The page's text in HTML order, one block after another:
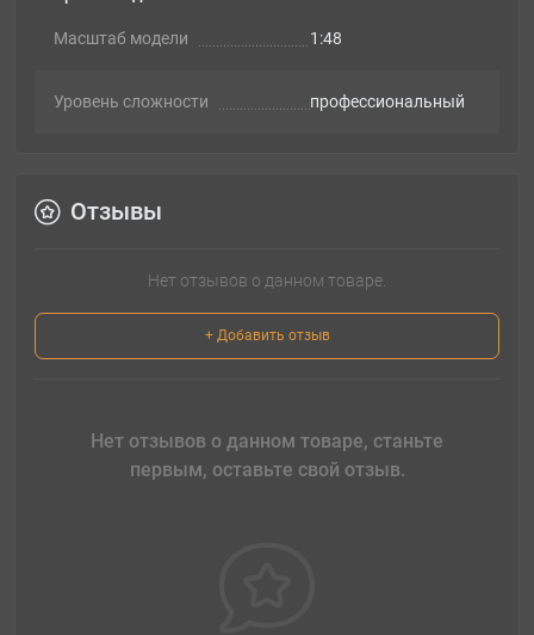
Масштаб модели 1:48
Уровень сложности профессиональный
Отзывы
Нет отзывов о данном товаре.
+ Добавить отзыв
Нет отзывов о данном товаре, станьте
первым, оставьте свой отзыв.